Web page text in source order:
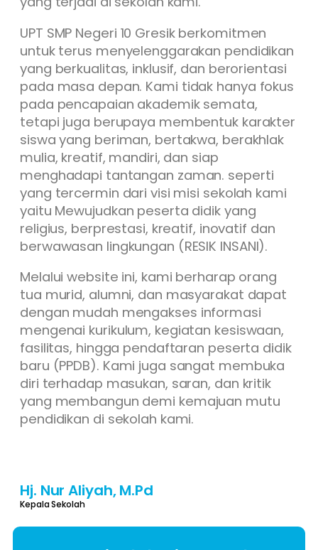
UPT SMP Negeri 10 Gresik berkomitmen
untuk terus menyelenggarakan pendidikan
yang berkualitas, inklusif, dan berorientasi
pada masa depan. Kami tidak hanya fokus
pada pencapaian akademik semata,
tetapi juga berupaya membentuk karakter
siswa yang beriman, bertakwa, berakhlak
mulia, kreatif, mandiri, dan siap
menghadapi tantangan zaman. seperti
yang tercermin dari visi misi sekolah kami
yaitu Mewujudkan peserta didik yang
religius, berprestasi, kreatif, inovatif dan
berwawasan lingkungan (RESIK INSANI).
Melalui website ini, kami berharap orang
tua murid, alumni, dan masyarakat dapat
dengan mudah mengakses informasi
mengenai kurikulum, kegiatan kesiswaan,
fasilitas, hingga pendaftaran peserta didik
baru (PPDB). Kami juga sangat membuka
diri terhadap masukan, saran, dan kritik
yang membangun demi kemajuan mutu
pendidikan di sekolah kami.
Hj. Nur Aliyah, M.Pd
Kepala Sekolah